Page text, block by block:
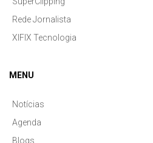
Rede Jornalista
XIFIX Tecnologia
MENU
Notícias
Agenda
Blogs